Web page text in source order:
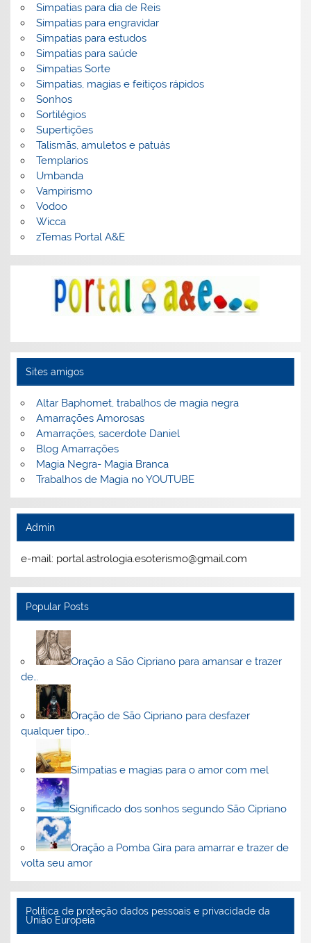
Simpatias para dia de Reis
Simpatias para engravidar
Simpatias para estudos
Simpatias para saúde
Simpatias Sorte
Simpatias, magias e feitiços rápidos
Sonhos
Sortilégios
Supertições
Talismãs, amuletos e patuás
Templarios
Umbanda
Vampirismo
Vodoo
Wicca
zTemas Portal A&E
Sites amigos
Altar Baphomet, trabalhos de magia negra
Amarrações Amorosas
Amarrações, sacerdote Daniel
Blog Amarrações
Magia Negra- Magia Branca
Trabalhos de Magia no YOUTUBE
Admin
e-mail: portal.astrologia.esoterismo@gmail.com
Popular Posts
Oração a São Cipriano para amansar e trazer
de…
Oração de São Cipriano para desfazer
qualquer tipo…
Simpatias e magias para o amor com mel
Significado dos sonhos segundo São Cipriano
Oração a Pomba Gira para amarrar e trazer de
volta seu amor
Politica de proteção dados pessoais e privacidade da
União Europeia